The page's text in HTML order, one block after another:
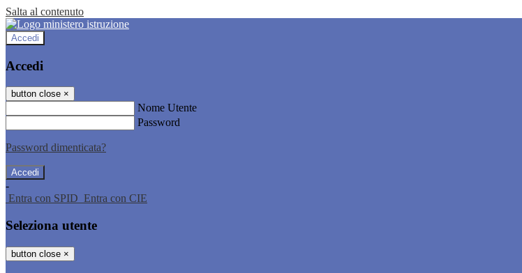
Salta al contenuto
Accedi
Accedi
button close ×
Nome Utente
Password
Password dimenticata?
-
Entra con SPID Entra con CIE
Seleziona utente
button close ×